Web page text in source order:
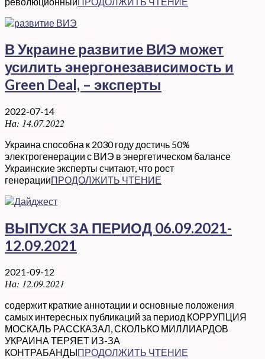
В Украине развитие ВИЭ может
усилить энергонезависимость и
Green Deal, – эксперты
2022-07-14
На: 14.07.2022
Украина способна к 2030 году достичь 50%
электрогенерации с ВИЭ в энергетическом балансе
Украинские эксперты считают, что рост
генерацииПРОДОЛЖИТЬ ЧТЕНИЕ
ВЫПУСК ЗА ПЕРИОД 06.09.2021-
12.09.2021
2021-09-12
На: 12.09.2021
содержит краткие аннотации и основные положения
самых интересных публикаций за период КОРРУПЦИЯ
МОСКАЛЬ РАССКАЗАЛ, СКОЛЬКО МИЛЛИАРДОВ
УКРАИНА ТЕРЯЕТ ИЗ-ЗА
КОНТРАБАНДЫПРОДОЛЖИТЬ ЧТЕНИЕ